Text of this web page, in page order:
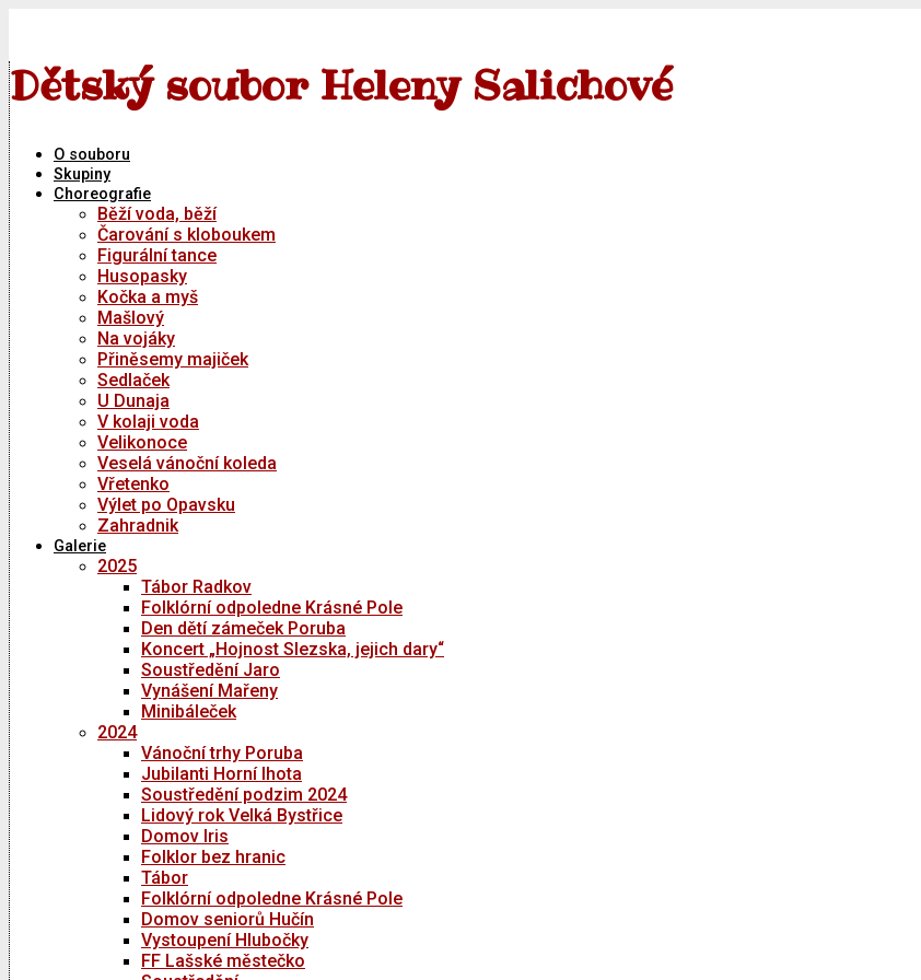
Dětský soubor Heleny Salichové
O souboru
Skupiny
Choreografie
Běží voda, běží
Čarování s kloboukem
Figurální tance
Husopasky
Kočka a myš
Mašlový
Na vojáky
Přiněsemy majiček
Sedlaček
U Dunaja
V kolaji voda
Velikonoce
Veselá vánoční koleda
Vřetenko
Výlet po Opavsku
Zahradnik
Galerie
2025
Tábor Radkov
Folklórní odpoledne Krásné Pole
Den dětí zámeček Poruba
Koncert „Hojnost Slezska, jejich dary“
Soustředění Jaro
Vynášení Mařeny
Minibáleček
2024
Vánoční trhy Poruba
Jubilanti Horní lhota
Soustředění podzim 2024
Lidový rok Velká Bystřice
Domov Iris
Folklor bez hranic
Tábor
Folklórní odpoledne Krásné Pole
Domov seniorů Hučín
Vystoupení Hlubočky
FF Lašské městečko